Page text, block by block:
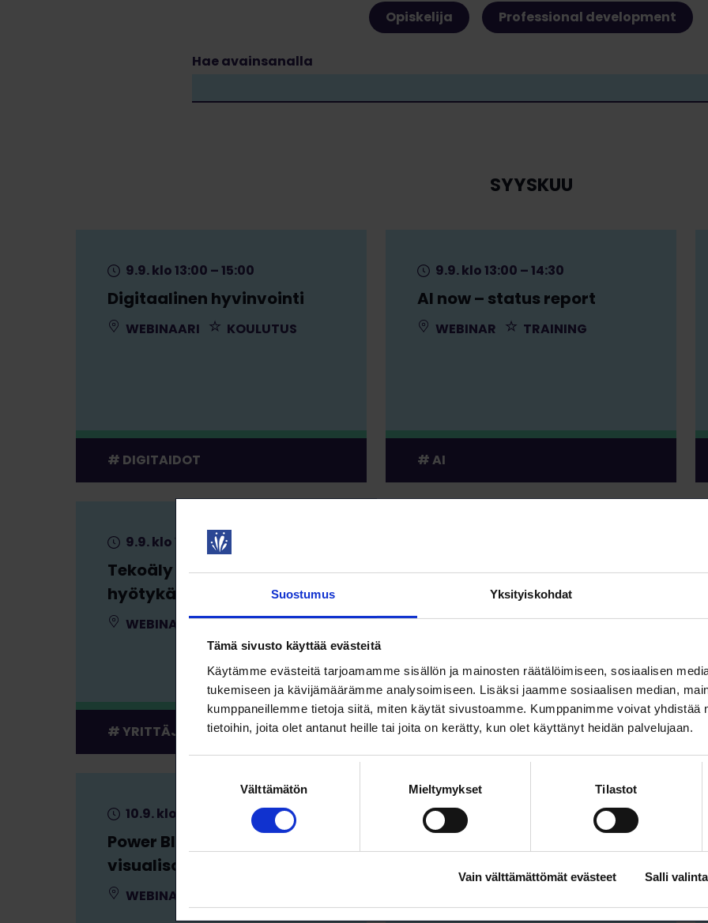
Suostumus Yksityiskohdat
Tämä sivusto käyttää evästeitä
Käytämme evästeitä tarjoamamme sisällön ja mainosten räätälöimiseen, sosiaalisen
tukemiseen ja kävijämäärämme analysoimiseen. Lisäksi jaamme sosiaalisen median,
kumppaneillemme tietoja siitä, miten käytät sivustoamme. Kumppanimme voivat yhdistää
tietoihin, joita olet antanut heille tai joita on kerätty, kun olet käyttänyt heidän palvelujaan.
Välttämätön Mieltymykset Tilastot
Vain välttämättömät evästeet Salli valinta
Opiskelija Professional development
Hae avainsanalla
SYYSKUU
Digitaalinen hyvinvointi
9.9. klo 13:00 – 15:00
WEBINAARI KOULUTUS
DIGITAIDOT
AI now – status report
9.9. klo 13:00 – 14:30
WEBINAR TRAINING
AI
Tekoäly arjen
hyötykäyttöön
9.9. klo 15:00 – 16:00
WEBINAARI KOULUTUS
YRITTÄJYYS
Näin rekrytoijat käyttävät
LinkedIniä – rakenna profiili
joka löytyy ja kiinnostaa
TYÖNHAKU
Power BI 5 – Python-
visualisoinnit
10.9. klo 9:00 – 16:00
WEBINAARI
10.9. klo 9:00 – 10:00
WEBINAARI KOULUTUS